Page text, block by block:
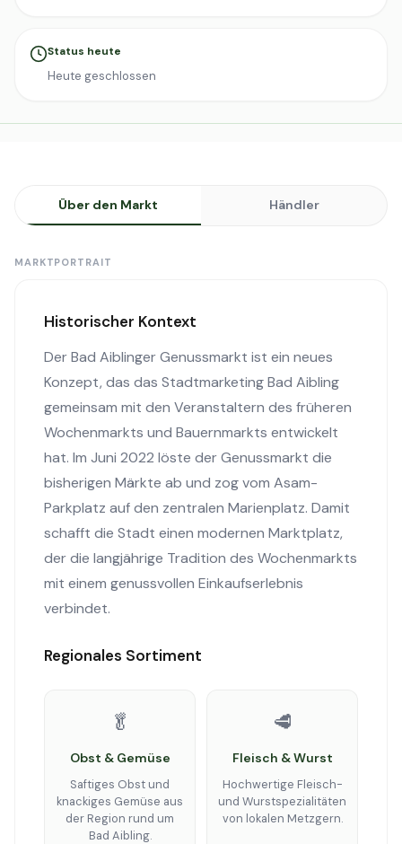
Status heute
Heute geschlossen
Über den Markt Händler
MARKTPORTRAIT
Historischer Kontext
Der Bad Aiblinger Genussmarkt ist ein neues
Konzept, das das Stadtmarketing Bad Aibling
gemeinsam mit den Veranstaltern des früheren
Wochenmarkts und Bauernmarkts entwickelt
hat. Im Juni 2022 löste der Genussmarkt die
bisherigen Märkte ab und zog vom Asam-
Parkplatz auf den zentralen Marienplatz. Damit
schafft die Stadt einen modernen Marktplatz,
der die langjährige Tradition des Wochenmarkts
mit einem genussvollen Einkaufserlebnis
verbindet.
Regionales Sortiment
🥬
Obst & Gemüse
Saftiges Obst und
knackiges Gemüse aus
der Region rund um
Bad Aibling.
🥩
Fleisch & Wurst
Hochwertige Fleisch-
und Wurstspezialitäten
von lokalen Metzgern.